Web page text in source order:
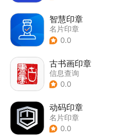
智慧印章
名片印章
0.0
古书画印章
信息查询
0.0
动码印章
名片印章
0.0